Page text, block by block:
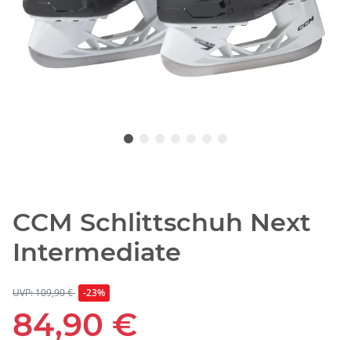
CCM Schlittschuh Next
Intermediate
UVP: 109,90 € -23%
84,90 €